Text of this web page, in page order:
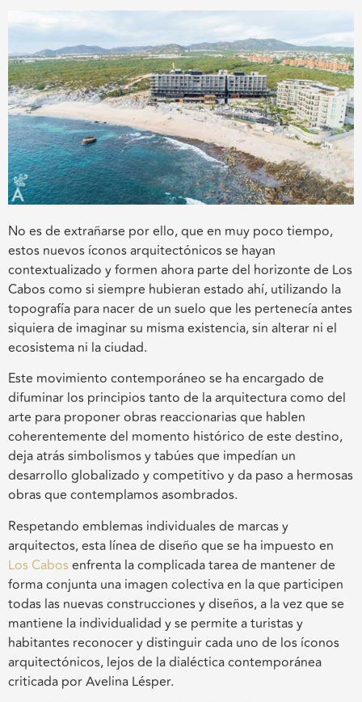
No es de extrañarse por ello, que en muy poco tiempo,
estos nuevos íconos arquitectónicos se hayan
contextualizado y formen ahora parte del horizonte de Los
Cabos como si siempre hubieran estado ahí, utilizando la
topografía para nacer de un suelo que les pertenecía antes
siquiera de imaginar su misma existencia, sin alterar ni el
ecosistema ni la ciudad.
Este movimiento contemporáneo se ha encargado de
difuminar los principios tanto de la arquitectura como del
arte para proponer obras reaccionarias que hablen
coherentemente del momento histórico de este destino,
deja atrás simbolismos y tabúes que impedían un
desarrollo globalizado y competitivo y da paso a hermosas
obras que contemplamos asombrados.
Respetando emblemas individuales de marcas y
arquitectos, esta línea de diseño que se ha impuesto en
Los Cabos enfrenta la complicada tarea de mantener de
forma conjunta una imagen colectiva en la que participen
todas las nuevas construcciones y diseños, a la vez que se
mantiene la individualidad y se permite a turistas y
habitantes reconocer y distinguir cada uno de los íconos
arquitectónicos, lejos de la dialéctica contemporánea
criticada por Avelina Lésper.